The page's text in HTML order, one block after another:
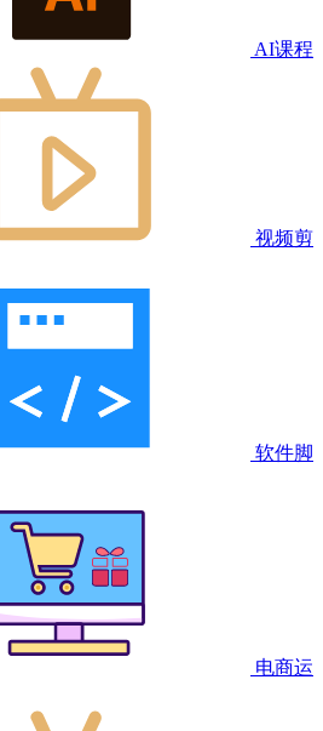
AI课程
视频剪
软件脚
电商运